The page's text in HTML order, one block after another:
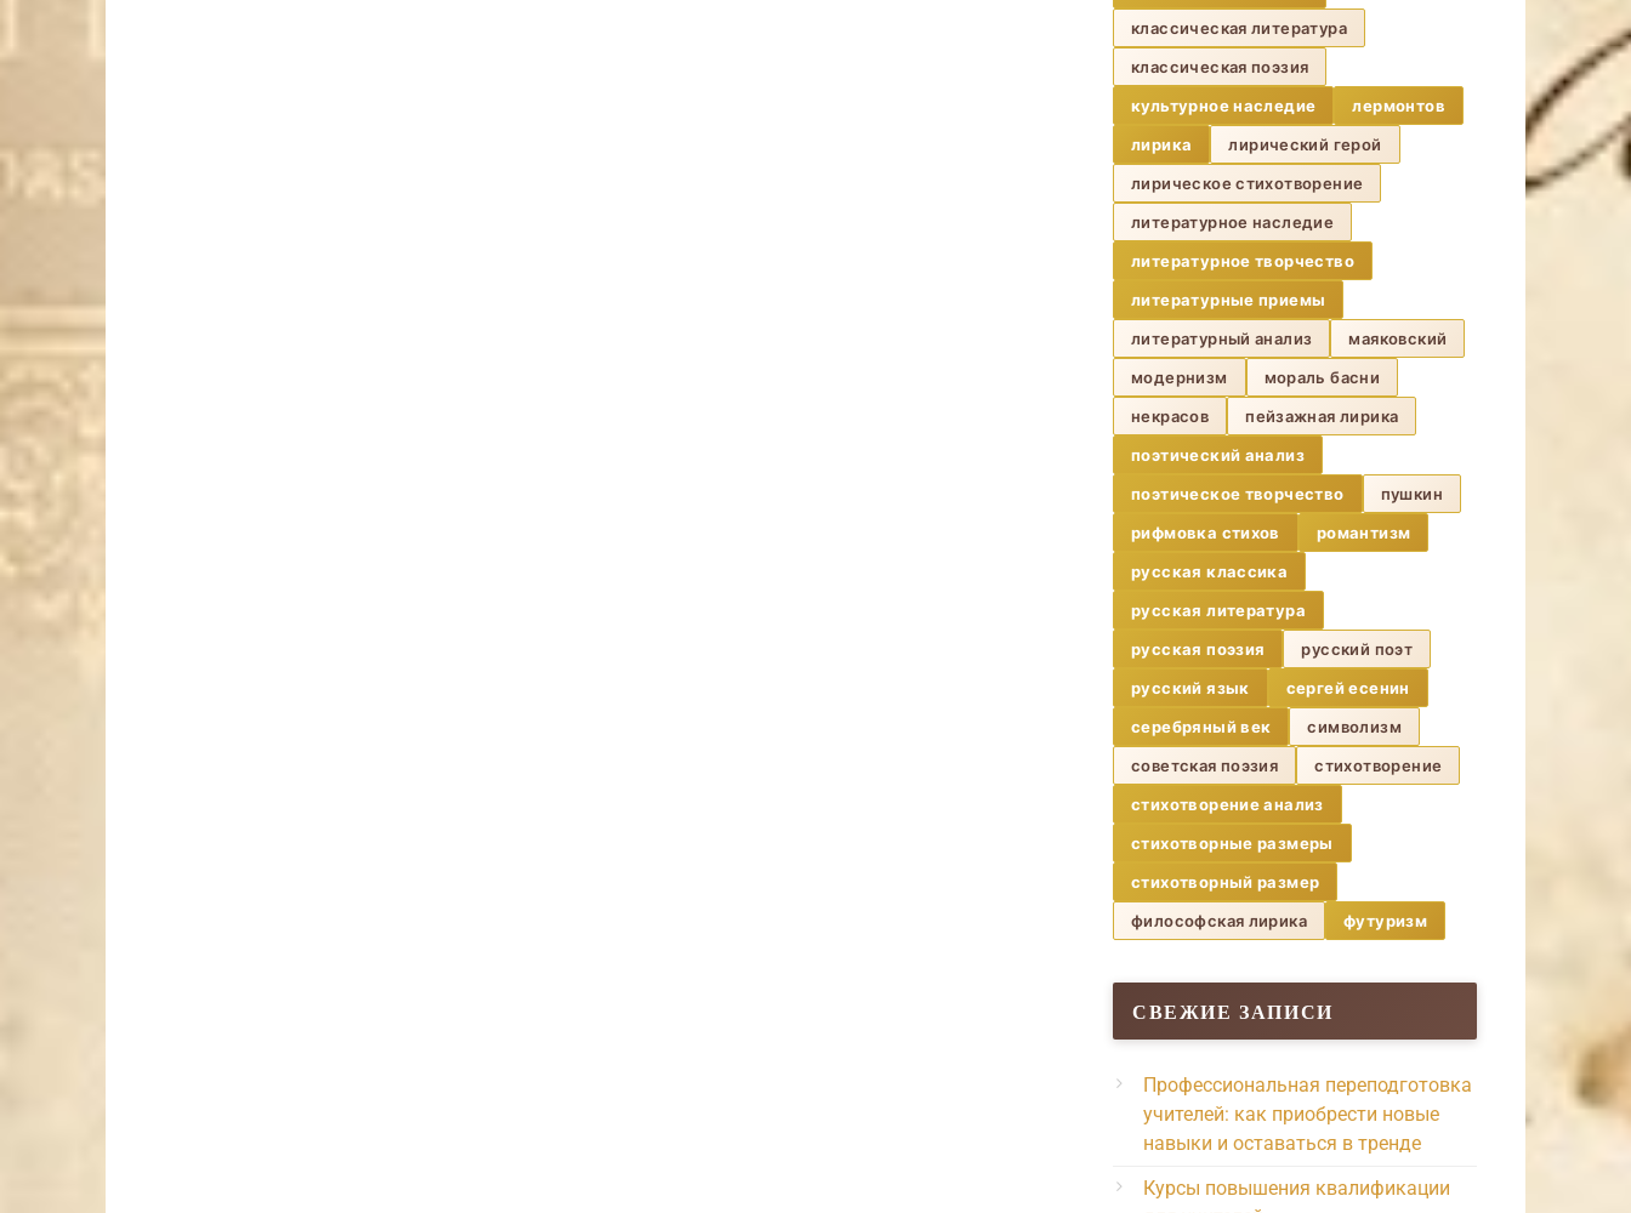
классическая литература
классическая поэзия
культурное наследие
лермонтов
лирика
лирический герой
лирическое стихотворение
литературное наследие
литературное творчество
литературные приемы
литературный анализ
маяковский
модернизм
мораль басни
некрасов
пейзажная лирика
поэтический анализ
поэтическое творчество
пушкин
рифмовка стихов
романтизм
русская классика
русская литература
русская поэзия
русский поэт
русский язык
сергей есенин
серебряный век
символизм
советская поэзия
стихотворение
стихотворение анализ
стихотворные размеры
стихотворный размер
философская лирика
футуризм
СВЕЖИЕ ЗАПИСИ
Профессиональная переподготовка
учителей: как приобрести новые
навыки и оставаться в тренде
Курсы повышения квалификации